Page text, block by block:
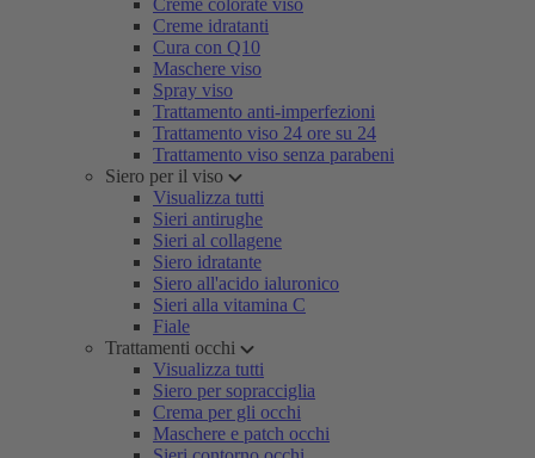
Creme colorate viso
Creme idratanti
Cura con Q10
Maschere viso
Spray viso
Trattamento anti-imperfezioni
Trattamento viso 24 ore su 24
Trattamento viso senza parabeni
Siero per il viso
Visualizza tutti
Sieri antirughe
Sieri al collagene
Siero idratante
Siero all'acido ialuronico
Sieri alla vitamina C
Fiale
Trattamenti occhi
Visualizza tutti
Siero per sopracciglia
Crema per gli occhi
Maschere e patch occhi